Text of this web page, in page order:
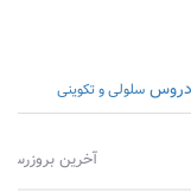
سلولی و تکوینی
آخرین